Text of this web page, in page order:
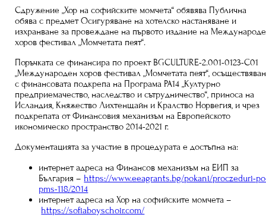
Сдружение „Хор на софийските момчета“ обявява Публична
обява с предмет Осигуряване на хотелско настаняване и
изхранване за провеждане на първото издание на
хоров фестивал „Момчетата пеят“.
Поръчката се финансира по проект BGCULTURE-2.001-0123-C01
„Международен хоров фестивал „Момчетата пеят“, осъществяван
с финансовата подкрепа на Програма РА14 „Културно
предприемачество, наследство и сътрудничество“, приноса на
Исландия, Княжество Лихтенщайн и Кралство Норвегия, и чрез
подкрепата от Финансовия механизъм на Европейското
икономическо пространство 2014-2021 г.
Документацията за участие в процедурата е достъпна на:
интернет адреса на Финансов механизъм на ЕИП за
България – https://www.eeagrants.bg/pokani/proczeduri-
pms-118/2014
интернет адреса на Хор на софийските момчета –
https://sofiaboyschoir.com/